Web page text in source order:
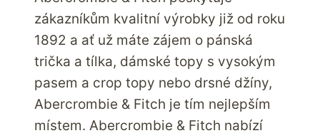
zákazníkům kvalitní výrobky již od roku
1892 a ať už máte zájem o pánská
trička a tílka, dámské topy s vysokým
pasem a crop topy nebo drsné džíny,
Abercrombie & Fitch je tím nejlepším
místem. Abercrombie & Fitch nabízí